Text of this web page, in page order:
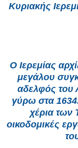
Κυριακής
Ο Ιερεμίας
μεγάλου
αδελφός του
γύρω στα
χέρια των
οικοδομικές